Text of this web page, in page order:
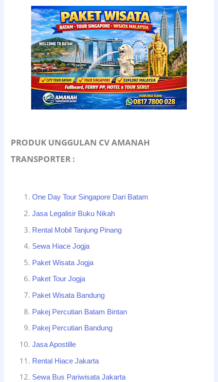
PRODUK UNGGULAN CV AMANAH
TRANSPORTER :
One Day Tour Singapore Dari Batam
Jasa Legalisir Buku Nikah
Rental Mobil Tanjung Pinang
Sewa Hiace Jogja
Paket Wisata Jogja
Paket Tour Jogja
Paket Wisata Bandung
Pakej Percutian Batam Bintan
Pakej Percutian Bandung
Jasa Apostille
Rental Hiace Jakarta
Sewa Bus Pariwisata Jakarta